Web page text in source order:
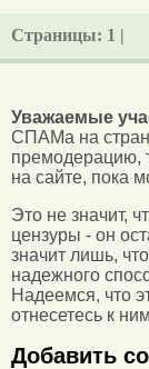
Страницы: 1 |
Уважаемые
СПАМа на
премодерацию,
на сайте, пока
Это не значит,
цензуры - он
значит лишь,
надежного
Надеемся, что
отнесетесь к
Добавить